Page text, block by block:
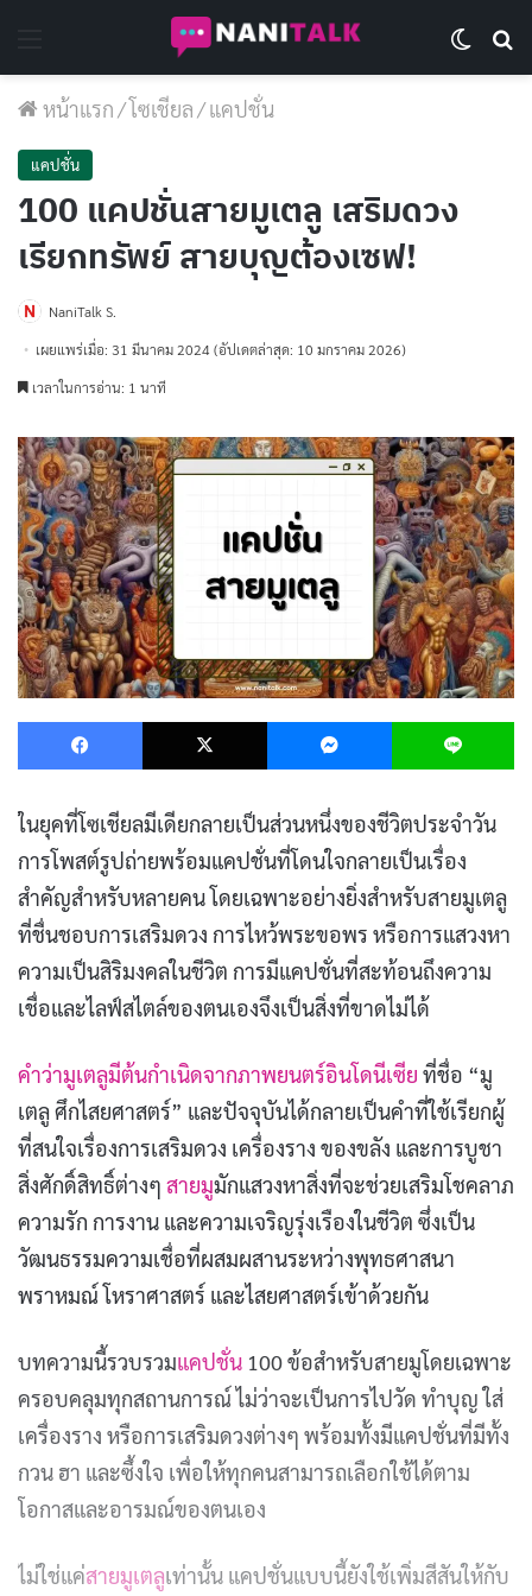
หน้าแรก/โซเชียล/แคปชั่น
แคปชั่น
100 แคปชั่นสายมูเตลู เสริมดวง
เรียกทรัพย์ สายบุญต้องเซฟ!
NaniTalk S.
เผยแพร่เมื่อ: 31 มีนาคม 2024 (อัปเดตล่าสุด: 10 มกราคม 2026)
เวลาในการอ่าน: 1 นาที
Facebook X Messenger
ในยุคที่โซเชียลมีเดียกลายเป็นส่วนหนึ่งของชีวิตประจำวัน
การโพสต์รูปถ่ายพร้อมแคปชั่นที่โดนใจกลายเป็นเรื่อง
สำคัญสำหรับหลายคน โดยเฉพาะอย่างยิ่งสำหรับสายมูเตลู
ที่ชื่นชอบการเสริมดวง การไหว้พระขอพร หรือการแสวงหา
ความเป็นสิริมงคลในชีวิต การมีแคปชั่นที่สะท้อนถึงความ
เชื่อและไลฟ์สไตล์ของตนเองจึงเป็นสิ่งที่ขาดไม่ได้
คำว่ามูเตลูมีต้นกำเนิดจากภาพยนตร์อินโดนีเซีย ที่ชื่อ “มู
เตลู ศึกไสยศาสตร์” และปัจจุบันได้กลายเป็นคำที่ใช้เรียกผู้
ที่สนใจเรื่องการเสริมดวง เครื่องราง ของขลัง และการบูชา
สิ่งศักดิ์สิทธิ์ต่างๆ สายมูมักแสวงหาสิ่งที่จะช่วยเสริมโชคลาภ
ความรัก การงาน และความเจริญรุ่งเรืองในชีวิต ซึ่งเป็น
วัฒนธรรมความเชื่อที่ผสมผสานระหว่างพุทธศาสนา
พราหมณ์ โหราศาสตร์ และไสยศาสตร์เข้าด้วยกัน
บทความนี้รวบรวมแคปชั่น 100 ข้อสำหรับสายมูโดยเฉพาะ
ครอบคลุมทุกสถานการณ์ ไม่ว่าจะเป็นการไปวัด ทำบุญ ใส่
เครื่องราง หรือการเสริมดวงต่างๆ พร้อมทั้งมีแคปชั่นที่มีทั้ง
กวน ฮา และซึ้งใจ เพื่อให้ทุกคนสามารถเลือกใช้ได้ตาม
โอกาสและอารมณ์ของตนเอง
ไม่ใช่แค่สายมูเตลูเท่านั้น แคปชั่นแบบนี้ยังใช้เพิ่มสีสันให้กับ